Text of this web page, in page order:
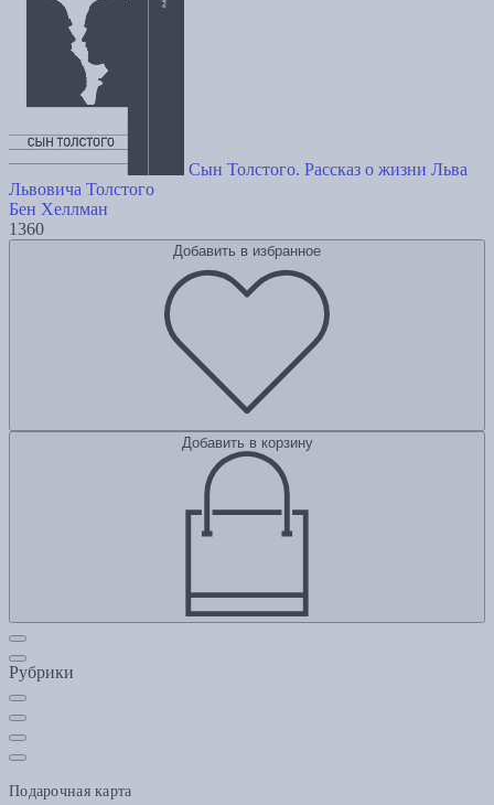
Сын Толстого. Рассказ о жизни Льва
Львовича Толстого
Бен Хеллман
1360
Добавить в избранное
Добавить в корзину
Рубрики
Подарочная карта